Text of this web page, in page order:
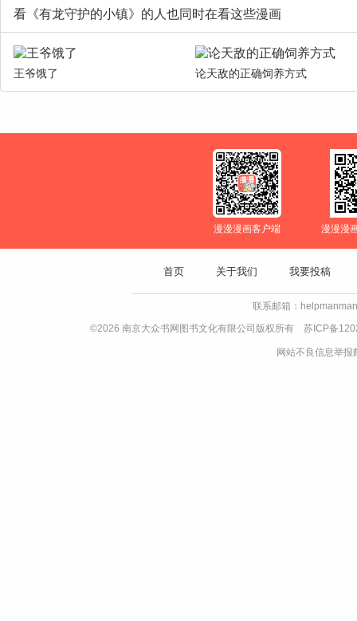
看《有龙守护的小镇》的人也同时在看这些漫画
王爷饿了 论天敌的正确饲养方式
漫漫漫画客户端 漫漫漫
首页 关于我们 我要投稿
联系邮箱：
©2026 南京大众书网图书文化有限公司版权所有 苏ICP备
网站不良信息举